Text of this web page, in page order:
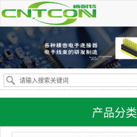
产品分类